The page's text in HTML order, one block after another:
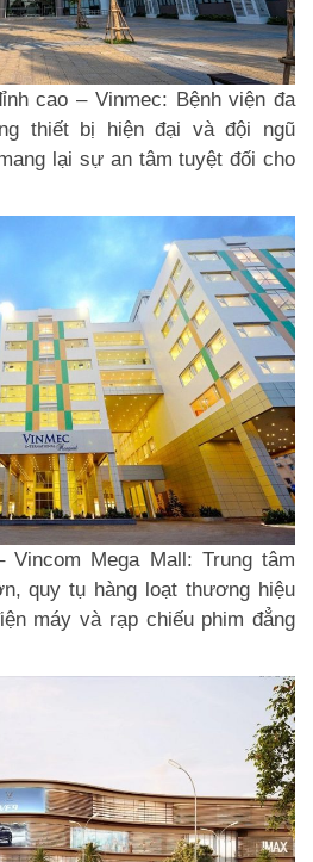
cao – Vinmec: Bệnh viện đa
thiết bị hiện đại và đội ngũ
lại sự an tâm tuyệt đối cho
Mega Mall: Trung tâm
quy tụ hàng loạt thương hiệu
máy và rạp chiếu phim đẳng